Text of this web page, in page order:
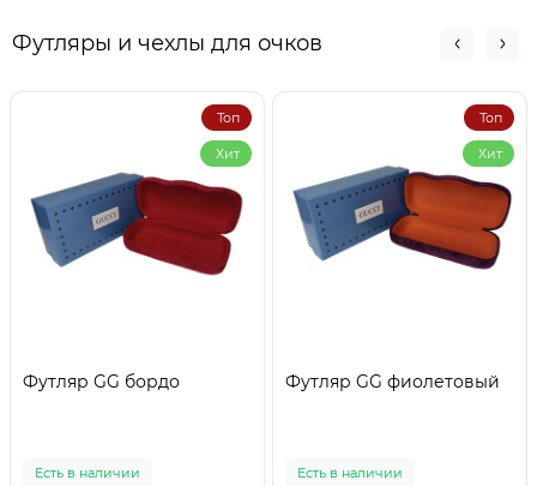
Футляры и чехлы для очков
Топ
Хит
Футляр GG бордо
Есть в наличии
Топ
Хит
Футляр GG фиолетовый
Есть в наличии